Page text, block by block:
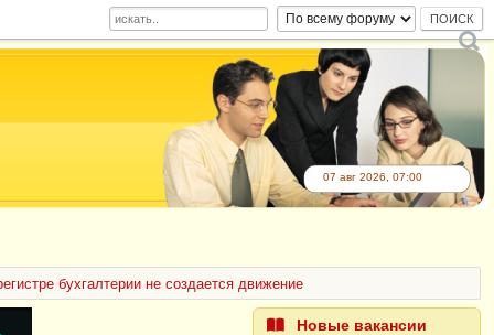
07 авг 2026, 07:00
бухгалтерии не создается движение
Новые вакансии